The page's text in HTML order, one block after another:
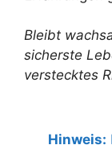
Bleibt
sicherste
verstecktes
Hinweis: